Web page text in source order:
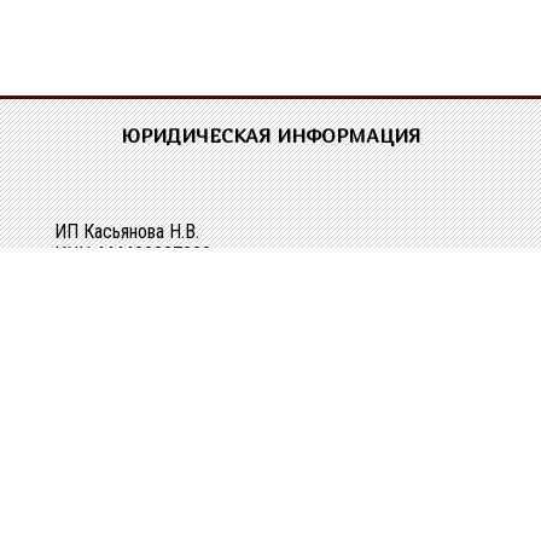
ЮРИДИЧЕСКАЯ ИНФОРМАЦИЯ
ИП Касьянова Н.В.
ИНН 444400337228